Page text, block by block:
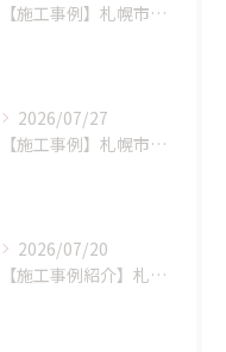
【施工事例】札幌市手稲区 N様邸 室外機設置場所に配慮したエアコン新設工事！
2026/07/27
【施工事例】札幌市西区 K様邸 マンション玄関ドア交換工事：LIXIL リシェント(持ち出し工法)で、断熱性と防犯性を一気にアップ！
2026/07/20
【施工事例紹介】札幌市西区 S様邸 断熱基礎の剥離トラブルを解消！高耐久基礎保護材「インサルキソッシュMore」を用いた基礎補修工事